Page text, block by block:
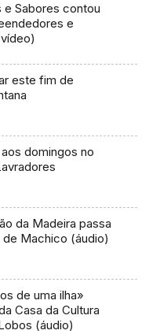
e Sabores contou
e
este fim de
domingos no
da Madeira passa
de Machico (áudio)
de uma ilha»
Casa da Cultura
(áudio)